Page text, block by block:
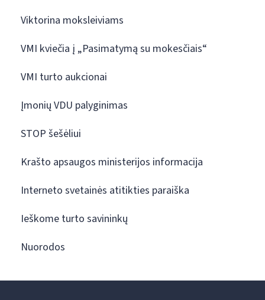
Viktorina moksleiviams
VMI kviečia į „Pasimatymą su mokesčiais“
VMI turto aukcionai
Įmonių VDU palyginimas
STOP šešėliui
Krašto apsaugos ministerijos informacija
Interneto svetainės atitikties paraiška
Ieškome turto savininkų
Nuorodos